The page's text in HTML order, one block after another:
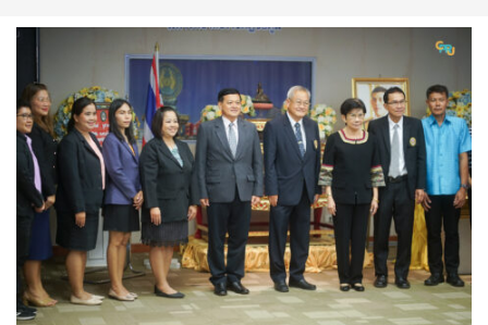
สำนักงาน
อธิการบดี
มหาวิทยาลัย
ราชภัฏ
ชัยภูมิ